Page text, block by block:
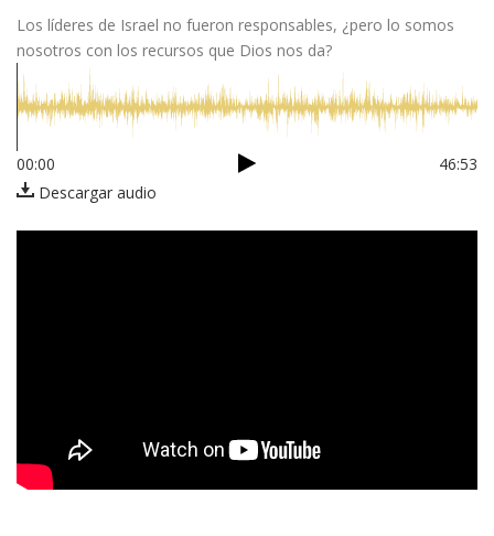
Los líderes de Israel no fueron responsables, ¿pero lo somos
nosotros con los recursos que Dios nos da?
00:00
46:53
Descargar audio